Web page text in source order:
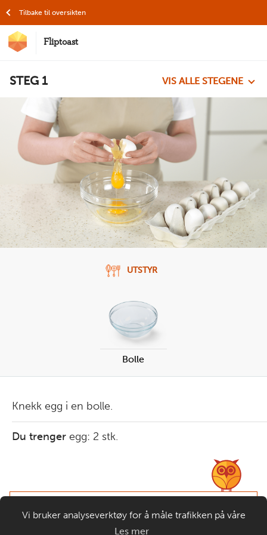
Hopp til hovedinnhold
Fliptoast
Tilbake til oversikten
STEG 1 VIS ALLE STEGENE
UTSTYR
Bolle
Knekk egg i en bolle.
Du trenger egg: 2 stk.
Bruk en teskje eller en større bit av
eggeskallet for å ta det ut.
Vi bruker analyseverktøy for å måle trafikken på våre
nettsider. Informasjonskapsler plasseres i din nettleser og
Les mer